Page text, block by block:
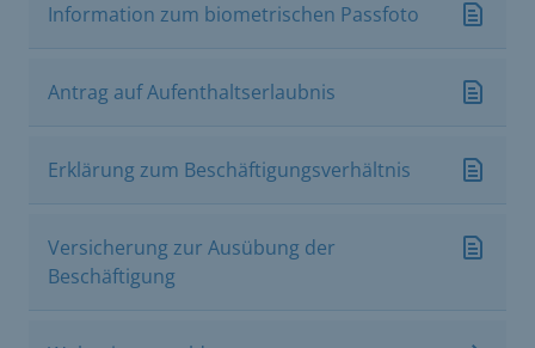
Information zum biometrischen Passfoto
Antrag auf Aufenthaltserlaubnis
Erklärung zum Beschäftigungsverhältnis
Versicherung zur Ausübung der
Beschäftigung